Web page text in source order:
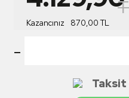
Kazancınız 870,00TL
-
Taksit